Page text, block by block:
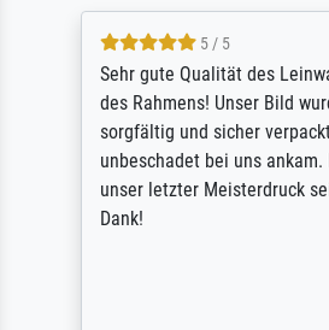
5 / 5
Sehr gute Qualität des
des Rahmens! Unser Bild
sorgfältig und sicher
unbeschadet bei uns ankam.
unser letzter Meisterdruck
Dank!